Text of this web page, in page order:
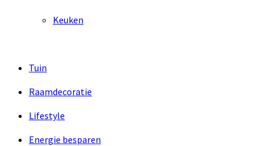
Keuken
Tuin
Raamdecoratie
Lifestyle
Energie besparen